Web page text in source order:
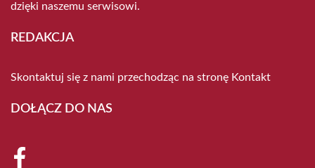
dzięki naszemu serwisowi.
REDAKCJA
Skontaktuj się z nami przechodząc na stronę Kontakt
DOŁĄCZ DO NAS